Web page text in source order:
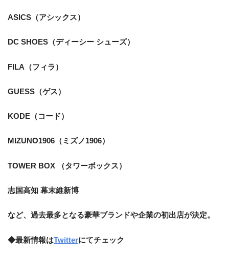
ASICS（アシックス）
DC SHOES（ディーシー シューズ）
FILA（フィラ）
GUESS（ゲス）
KODE（コード）
MIZUNO1906（ミズノ1906）
TOWER BOX （タワーボックス）
志国高知 幕末維新博
など、過去最多となる豪華ブランドや企業の初出店が決定。
◆最新情報はTwitterにてチェック